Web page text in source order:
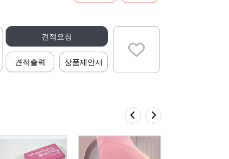
견적요청
견적출력 상품제안서